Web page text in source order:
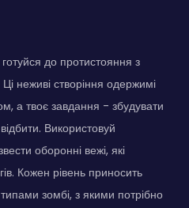
до протистояння з
неживі створіння одержимі
а твоє завдання - збудувати
Використовуй
оборонні вежі, які
Кожен рівень приносить
зомбі, з якими потрібно